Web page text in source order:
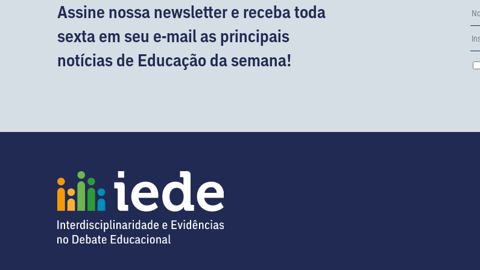
Assine nossa newsletter e receba toda
sexta em seu e-mail as principais
notícias de Educação da semana!